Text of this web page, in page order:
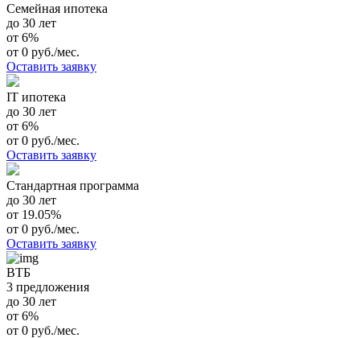
Семейная ипотека
до 30 лет
от 6%
от 0 руб./мес.
Оставить заявку
IT ипотека
до 30 лет
от 6%
от 0 руб./мес.
Оставить заявку
Стандартная программа
до 30 лет
от 19.05%
от 0 руб./мес.
Оставить заявку
ВТБ
3 предложения
до 30 лет
от 6%
от 0 руб./мес.